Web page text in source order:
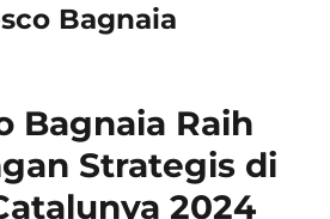
Bagnaia
Bagnaia Raih
Strategis di
2024